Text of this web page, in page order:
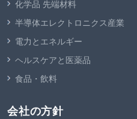
化学品 先端材料
半導体エレクトロニクス産業
電力とエネルギー
ヘルスケアと医薬品
食品・飲料
会社の方針